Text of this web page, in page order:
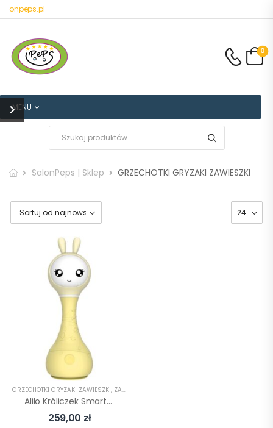
0
MENU
SalonPeps | Sklep GRZECHOTKI GRYZAKI ZAWIESZKI
GRZECHOTKI GRYZAKI ZAWIESZKI, ZABAWKI
Alilo Króliczek Smarty Bunny R1
259,00 zł